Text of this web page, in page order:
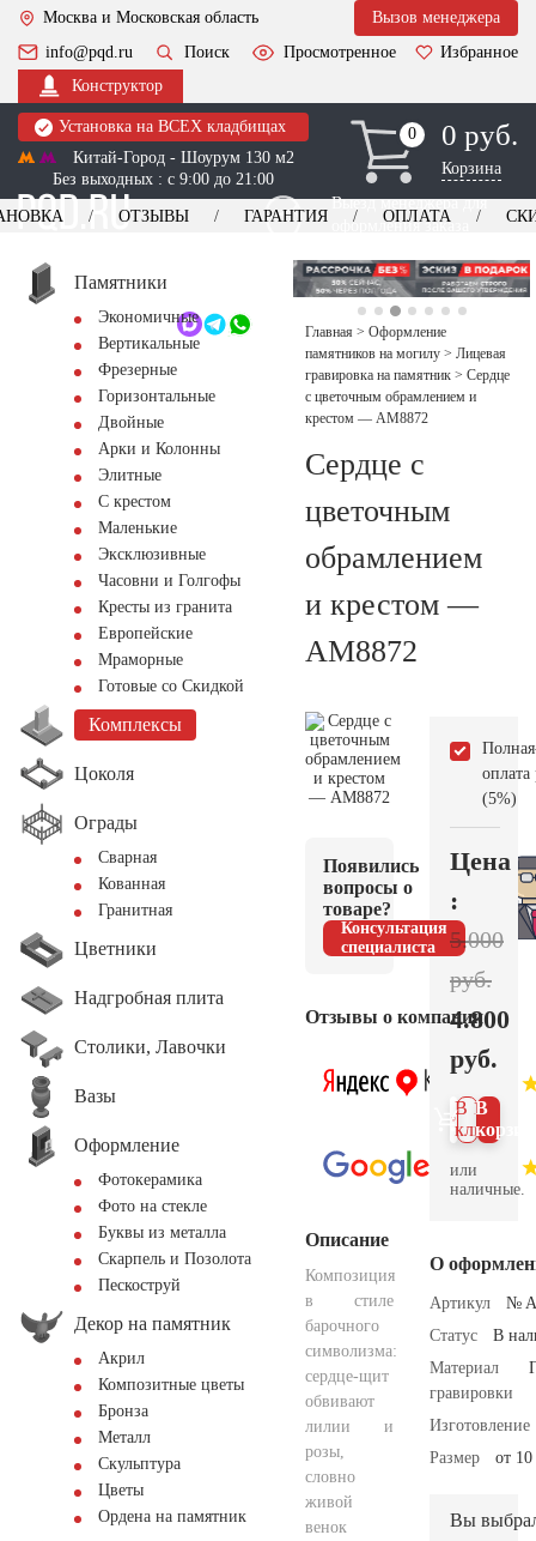
Москва и Московская область
Вызов менеджера
info@pqd.ru
Поиск Просмотренное
Избранное
Конструктор
Установка на ВСЕХ кладбищах
Китай-Город - Шоурум 130 м2
Без выходных : с 9:00 до 21:00
0
0 0 руб.
Корзина
Выезд менеджера для
оформления заказа
+7 (495) 518-44-23
Обратный звонок
ОТЗЫВЫ ГАРАНТИЯ ОПЛАТА
Памятники
Экономичные
Вертикальные
Фрезерные
Горизонтальные
Двойные
Арки и Колонны
Элитные
С крестом
Маленькие
Эксклюзивные
Часовни и Голгофы
Кресты из гранита
Европейские
Мраморные
Готовые со Скидкой
Комплексы
Цоколя
Ограды
Сварная
Кованная
Гранитная
Цветники
Надгробная плита
Столики, Лавочки
Вазы
Оформление
Фотокерамика
Фото на стекле
Буквы из металла
Скарпель и Позолота
Пескоструй
Декор на памятник
Акрил
Композитные цветы
Бронза
Металл
Скульптура
Цветы
Ордена на памятник
Главная > Оформление
памятников на могилу > Лицевая
гравировка на памятник > Сердце
с цветочным обрамлением и
крестом — AM8872
Сердце с
цветочным
обрамлением
и крестом —
AM8872
Появились
вопросы о
товаре?
Консультация
специалиста
Отзывы о компании
Описание
Композиция
в стиле
барочного
символизма:
сердце-щит
обвивают
лилии и
розы,
словно
живой
венок
Полная
оплата
(5%)
Цена
:
5.000
руб.
4.800
руб.
В
В 1
клик
или
наличные.
О
Артикул
№
Статус
В
Материал
гравировки
Изготовление
Размер
от
Вы